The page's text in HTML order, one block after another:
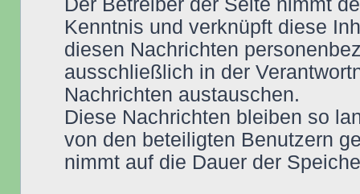
Der Betreiber der Seite nimmt
Kenntnis und verknüpft diese
diesen Nachrichten
ausschließlich in der
Nachrichten austauschen.
Diese Nachrichten bleiben so
von den beteiligten Benutzern
nimmt auf die Dauer der